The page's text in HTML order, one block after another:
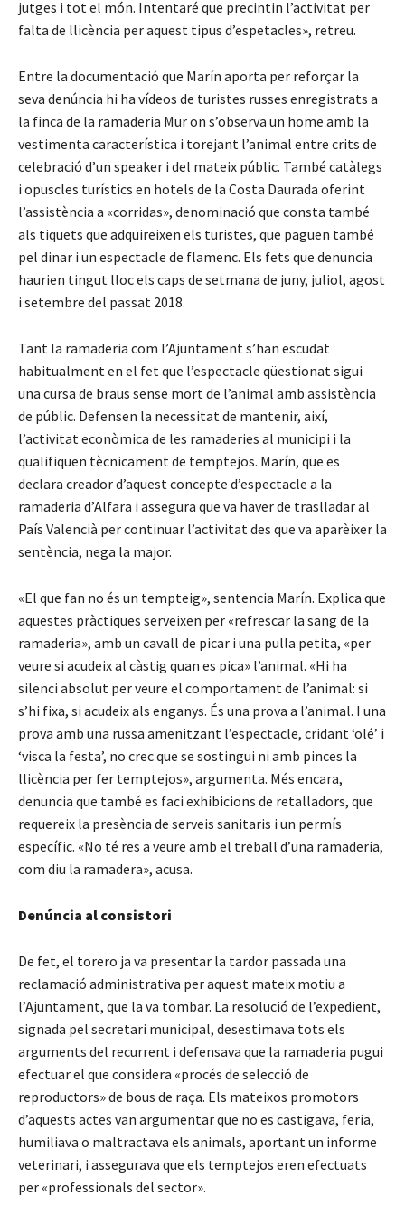
jutges i tot el món. Intentaré que precintin l’activitat per
falta de llicència per aquest tipus d’espetacles», retreu.
Entre la documentació que Marín aporta per reforçar la
seva denúncia hi ha vídeos de turistes russes enregistrats a
la finca de la ramaderia Mur on s’observa un home amb la
vestimenta característica i torejant l’animal entre crits de
celebració d’un speaker i del mateix públic. També catàlegs
i opuscles turístics en hotels de la Costa Daurada oferint
l’assistència a «corridas», denominació que consta també
als tiquets que adquireixen els turistes, que paguen també
pel dinar i un espectacle de flamenc. Els fets que denuncia
haurien tingut lloc els caps de setmana de juny, juliol, agost
i setembre del passat 2018.
Tant la ramaderia com l’Ajuntament s’han escudat
habitualment en el fet que l’espectacle qüestionat sigui
una cursa de braus sense mort de l’animal amb assistència
de públic. Defensen la necessitat de mantenir, així,
l’activitat econòmica de les ramaderies al municipi i la
qualifiquen tècnicament de temptejos. Marín, que es
declara creador d’aquest concepte d’espectacle a la
ramaderia d’Alfara i assegura que va haver de traslladar al
País Valencià per continuar l’activitat des que va aparèixer la
sentència, nega la major.
«El que fan no és un tempteig», sentencia Marín. Explica que
aquestes pràctiques serveixen per «refrescar la sang de la
ramaderia», amb un cavall de picar i una pulla petita, «per
veure si acudeix al càstig quan es pica» l’animal. «Hi ha
silenci absolut per veure el comportament de l’animal: si
s’hi fixa, si acudeix als enganys. És una prova a l’animal. I una
prova amb una russa amenitzant l’espectacle, cridant ‘olé’ i
‘visca la festa’, no crec que se sostingui ni amb pinces la
llicència per fer temptejos», argumenta. Més encara,
denuncia que també es faci exhibicions de retalladors, que
requereix la presència de serveis sanitaris i un permís
específic. «No té res a veure amb el treball d’una ramaderia,
com diu la ramadera», acusa.
Denúncia al consistori
De fet, el torero ja va presentar la tardor passada una
reclamació administrativa per aquest mateix motiu a
l’Ajuntament, que la va tombar. La resolució de l’expedient,
signada pel secretari municipal, desestimava tots els
arguments del recurrent i defensava que la ramaderia pugui
efectuar el que considera «procés de selecció de
reproductors» de bous de raça. Els mateixos promotors
d’aquests actes van argumentar que no es castigava, feria,
humiliava o maltractava els animals, aportant un informe
veterinari, i assegurava que els temptejos eren efectuats
per «professionals del sector».